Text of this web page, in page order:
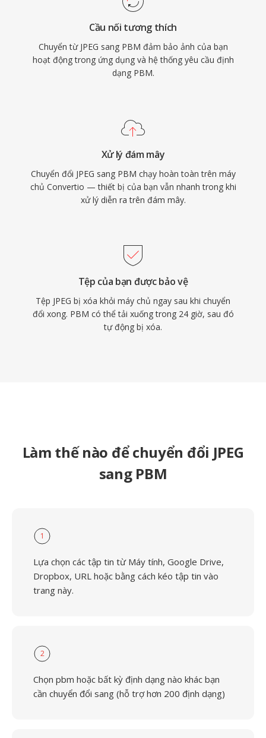
Cầu nối tương thích
Chuyển từ JPEG sang PBM đảm bảo ảnh của bạn
hoạt động trong ứng dụng và hệ thống yêu cầu định
dạng PBM.
Xử lý đám mây
Chuyển đổi JPEG sang PBM chạy hoàn toàn trên máy
chủ Convertio — thiết bị của bạn vẫn nhanh trong khi
xử lý diễn ra trên đám mây.
Tệp của bạn được bảo vệ
Tệp JPEG bị xóa khỏi máy chủ ngay sau khi chuyển
đổi xong. PBM có thể tải xuống trong 24 giờ, sau đó
tự động bị xóa.
Làm thế nào để chuyển đổi JPEG
sang PBM
1
Lựa chọn các tập tin từ Máy tính, Google Drive,
Dropbox, URL hoặc bằng cách kéo tập tin vào
trang này.
2
Chọn pbm hoặc bất kỳ định dạng nào khác bạn
cần chuyển đổi sang (hỗ trợ hơn 200 định dạng)